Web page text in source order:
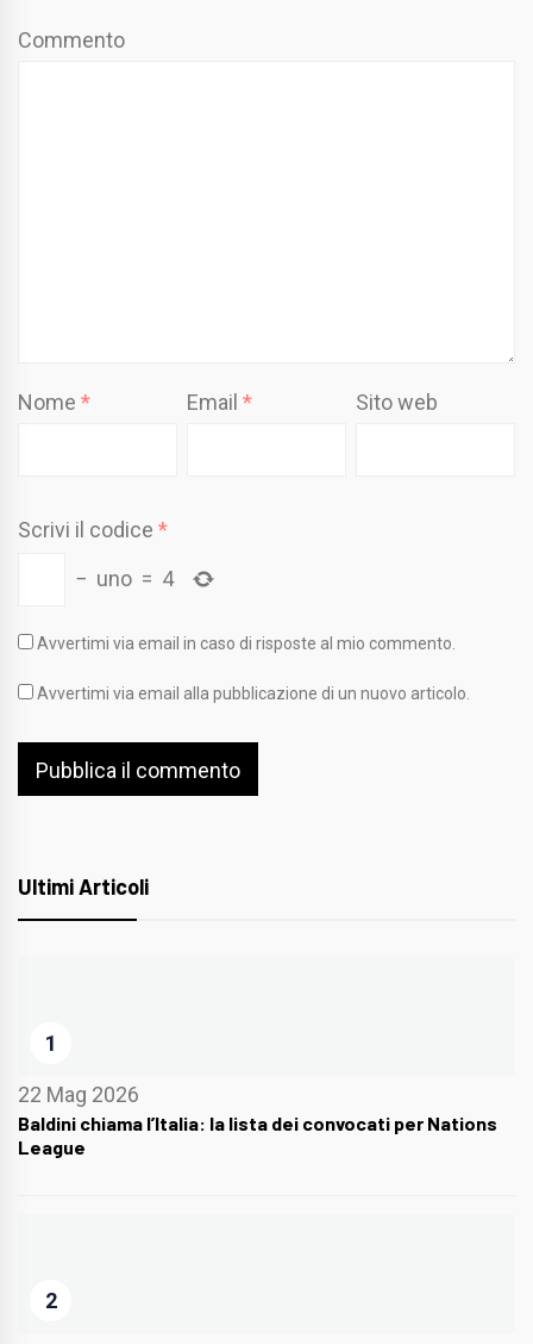
Commento
Nome * Email* Sito web
Scrivi il codice *
− uno = 4
Avvertimi via email in caso di risposte al mio commento.
Avvertimi via email alla pubblicazione di un nuovo articolo.
Ultimi Articoli
1
22 Mag 2026
Baldini chiama l’Italia: la lista dei convocati per Nations
League
2